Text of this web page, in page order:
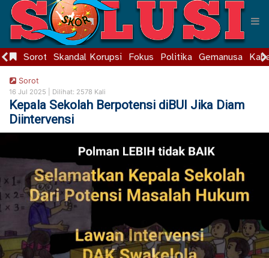
Sorot Skandal Korupsi Fokus Politika Gemanusa
Sorot
16 Jul 2025 | Dilihat: 2578 Kali
Kepala Sekolah Berpotensi diBUI Jika Diam
Diintervensi